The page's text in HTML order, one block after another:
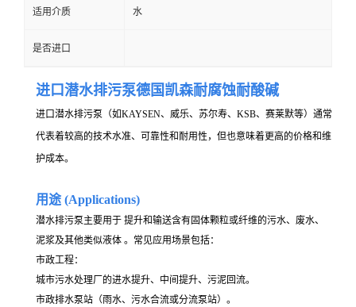
适用介质 水
是否进口
进口潜水排污泵德国凯森耐腐蚀耐酸碱
进口潜水排污泵（如KAYSEN、威乐、苏尔寿、KSB、赛莱默等）通常
代表着较高的技术水准、可靠性和耐用性，但也意味着更高的价格和维
护成本。
用途 (Applications)
潜水排污泵主要用于 提升和输送含有固体颗粒或纤维的污水、废水、
泥浆及其他类似液体 。常见应用场景包括：
市政工程：
城市污水处理厂的进水提升、中间提升、污泥回流。
市政排水泵站（雨水、污水合流或分流泵站）。